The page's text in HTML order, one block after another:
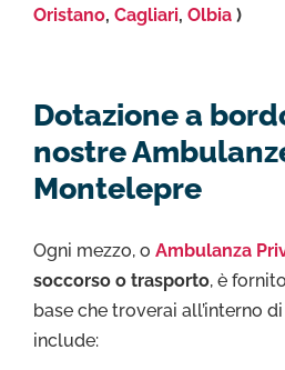
Oristano, Cagliari, Olbia )
Dotazione a
nostre
Montelepre
Ogni mezzo, o Ambulanza
soccorso o trasporto, è
base che troverai all’interno
include: